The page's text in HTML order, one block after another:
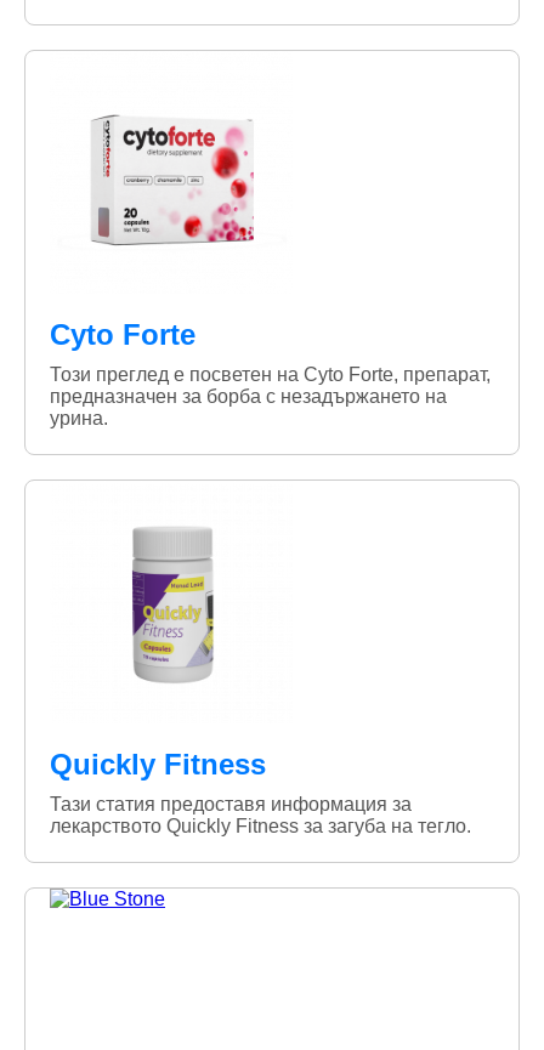
Cyto Forte
Този преглед е посветен на Cyto Forte, препарат,
предназначен за борба с незадържането на
урина.
Quickly Fitness
Тази статия предоставя информация за
лекарството Quickly Fitness за загуба на тегло.